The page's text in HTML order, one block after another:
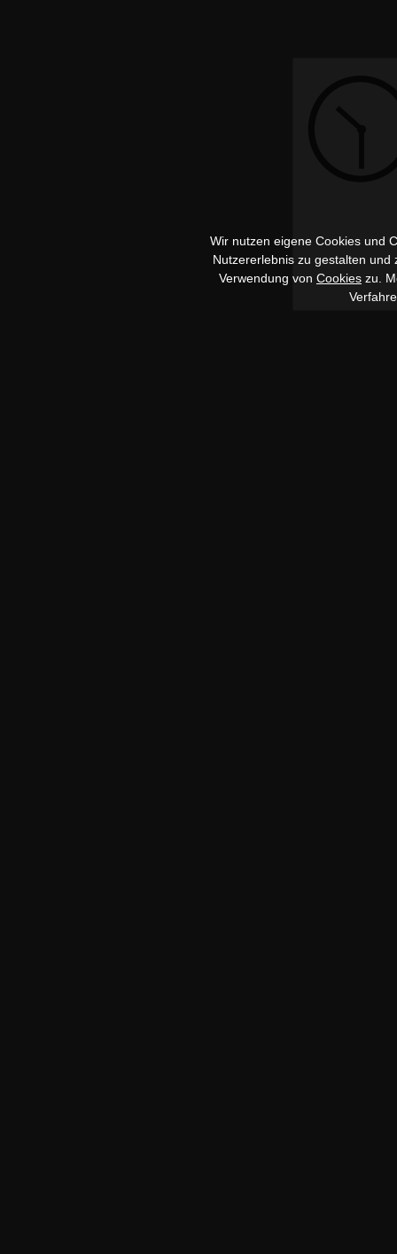
Wir nutzen eigene Cookies und
Nutzererlebnis zu gestalten
Verwendung von Cookies zu.